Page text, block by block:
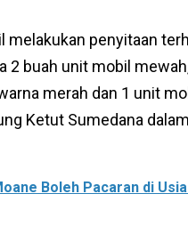
melakukan penyitaan
2 buah unit mobil
merah dan 1 unit
Ketut Sumedana
Boleh Pacaran di